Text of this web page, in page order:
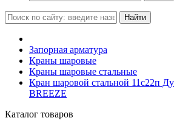
Найти
Запорная арматура
Краны шаровые
Краны шаровые стальные
Кран шаровой стальной 11с22п
BREEZE
Каталог товаров